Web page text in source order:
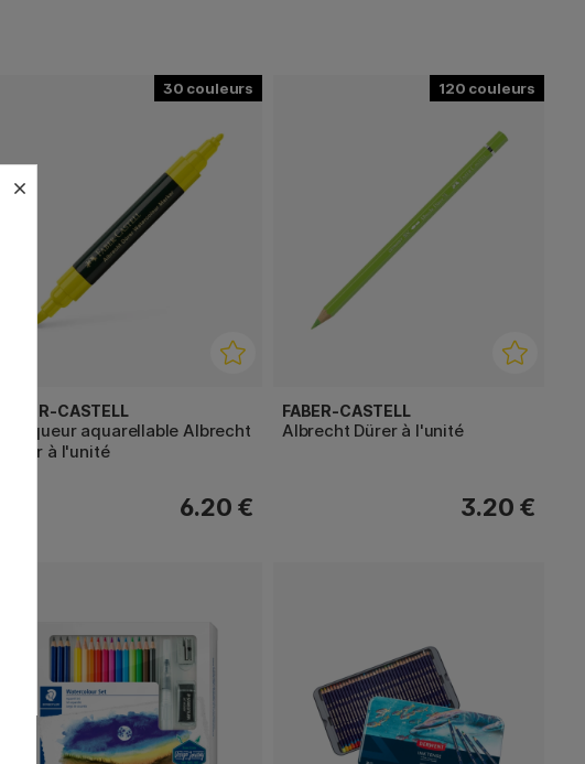
30
FABER-CASTELL
Marqueur aquarellable Albrecht
Dürer à l'unité
6.20 €
120
FABER-CASTELL
Albrecht Dürer à l'unité
3.20 €